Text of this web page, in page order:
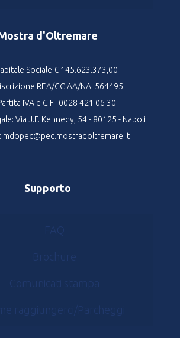
d'Oltremare
Sociale € 145.623.373,00
iscrizione REA/CCIAA/NA: 564495
IVA e C.F.: 0028 421 06 30
Via J.F. Kennedy, 54 - 80125 - Napoli
: mdopec@pec.mostradoltremare.it
Supporto
FAQ
Brochure
Comunicati stampa
raggiungerci/Parcheggi